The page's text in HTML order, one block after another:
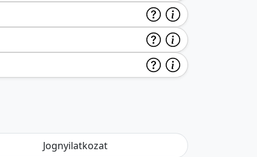
Jognyilatkozat